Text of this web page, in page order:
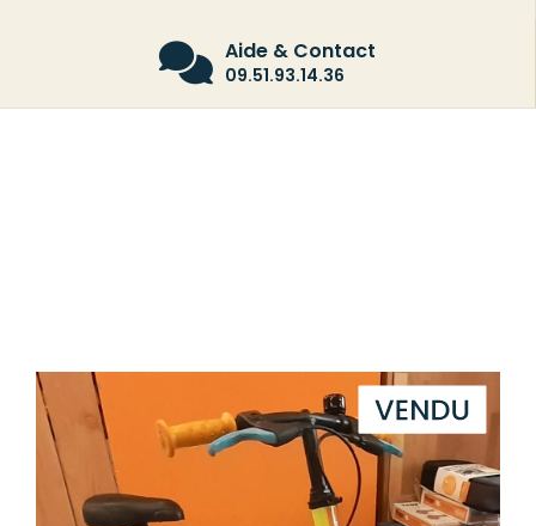
Aide & Contact
09.51.93.14.36